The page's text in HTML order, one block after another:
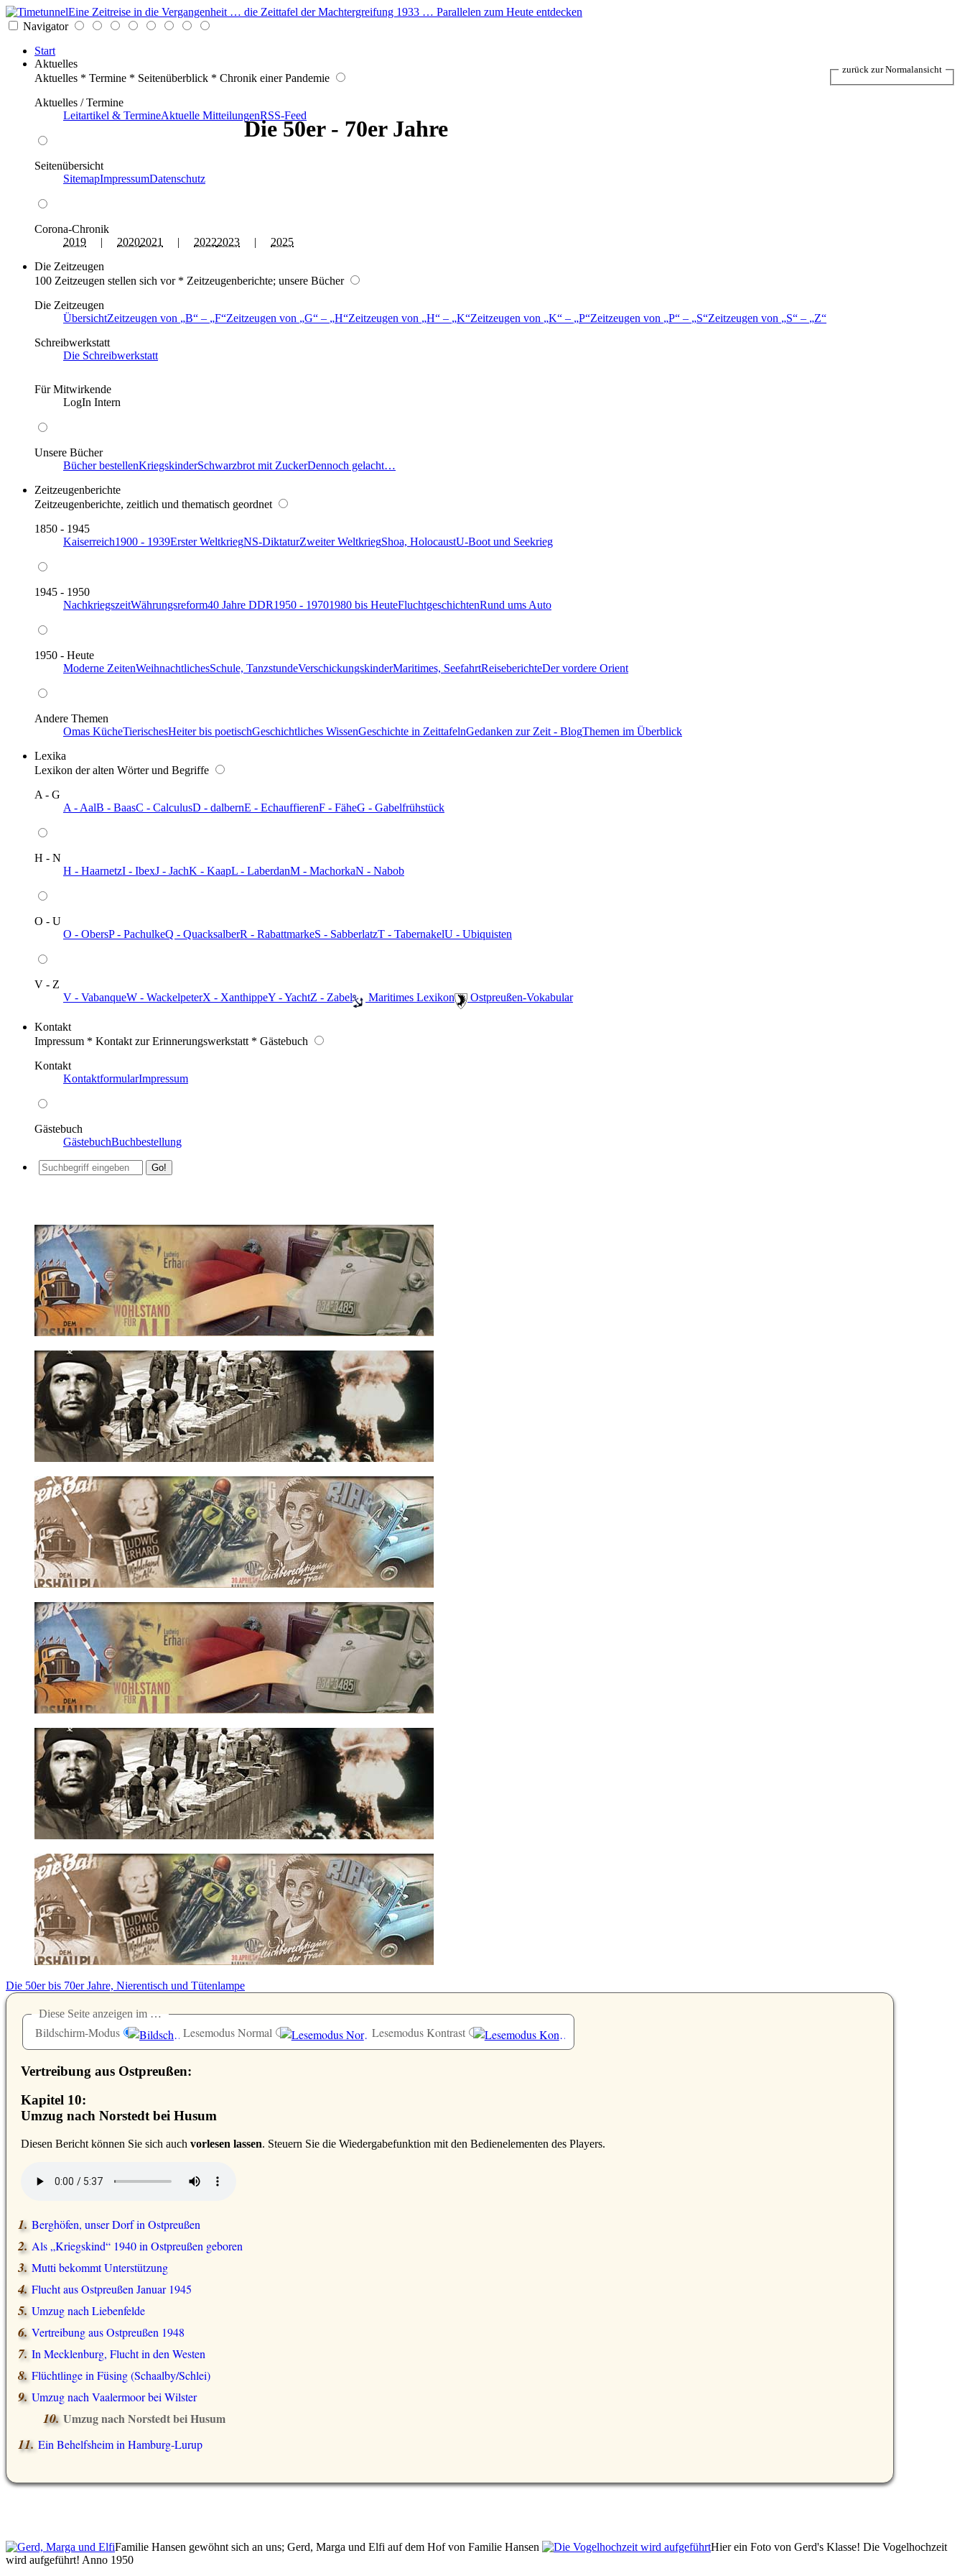
Eine Zeitreise in die Vergangenheit … die Zeittafel der Machtergreifung 1933 … Parallelen zum Heute entdecken
Navigator
Start
Aktuelles
Aktuelles * Termine * Seitenüberblick * Chronik einer Pandemie
Aktuelles / Termine
Leitartikel & TermineAktuelle MitteilungenRSS-Feed
Seitenübersicht
SitemapImpressumDatenschutz
Corona-Chronik
2019 | 20202021 | 20222023 | 2025
Die Zeitzeugen
100 Zeitzeugen stellen sich vor * Zeitzeugenberichte; unsere Bücher
Die Zeitzeugen
ÜbersichtZeitzeugen von B – F Zeitzeugen von G – H Zeitzeugen von H – K Zeitzeugen von K – P Zeitzeugen von P – S Zeitzeugen von S –
Z
Schreibwerkstatt
Die Schreibwerkstatt
Für Mitwirkende
LogIn Intern
Unsere Bücher
Bücher bestellenKriegskinderSchwarzbrot mit ZuckerDennoch gelacht…
Zeitzeugenberichte
Zeitzeugenberichte, zeitlich und thematisch geordnet
1850 - 1945
Kaiserreich1900 - 1939Erster WeltkriegNS-DiktaturZweiter WeltkriegShoa, HolocaustU-Boot und Seekrieg
1945 - 1950
NachkriegszeitWährungsreform40 Jahre DDR1950 - 19701980 bis HeuteFluchtgeschichtenRund ums Auto
1950 - Heute
Moderne ZeitenWeihnachtlichesSchule, TanzstundeVerschickungskinderMaritimes, SeefahrtReiseberichteDer vordere Orient
Andere Themen
Omas KücheTierischesHeiter bis poetischGeschichtliches WissenGeschichte in ZeittafelnGedanken zur Zeit - BlogThemen im Überblick
Lexika
Lexikon der alten Wörter und Begriffe
A - G
A - AalB - BaasC - CalculusD - dalbernE - EchauffierenF - FäheG - Gabelfrühstück
H - N
H - HaarnetzI - IbexJ - JachK - KaapL - LaberdanM - MachorkaN - Nabob
O - U
O - ObersP - PachulkeQ - QuacksalberR - RabattmarkeS - SabberlatzT - TabernakelU - Ubiquisten
V - Z
V - VabanqueW - WackelpeterX - XanthippeY - YachtZ - Zabel ️ Maritimes Lexikon ️ Ostpreußen-Vokabular
Kontakt
Impressum * Kontakt zur Erinnerungswerkstatt * Gästebuch
Kontakt
KontaktformularImpressum
Gästebuch
GästebuchBuchbestellung
Die 50er - 70er Jahre
Die 50er bis 70er Jahre, Nierentisch und Tütenlampe
Diese Seite anzeigen im …
Bildschirm-Modus Lesemodus Normal Lesemodus Kontrast
Vertreibung aus Ostpreußen:
Kapitel 10:
Umzug nach Norstedt bei Husum
Diesen Bericht können Sie sich auch vorlesen lassen. Steuern Sie die Wiedergabefunktion mit den Bedienelementen des Players.
Berghöfen, unser Dorf in Ostpreußen
Als Kriegskind
1940 in Ostpreußen geboren
Mutti bekommt Unterstützung
Flucht aus Ostpreußen Januar 1945
Umzug nach Liebenfelde
Vertreibung aus Ostpreußen 1948
In Mecklenburg, Flucht in den Westen
Flüchtlinge in Füsing (Schaalby/Schlei)
Umzug nach Vaalermoor bei Wilster
Umzug nach Norstedt bei Husum
Ein Behelfsheim in Hamburg-Lurup
Familie Hansen gewöhnt sich an uns; Gerd, Marga und Elfi auf dem Hof von Familie Hansen
Hier ein Foto von Gerd's Klasse! Die Vogelhochzeit
wird aufgeführt! Anno 1950
zurück zur Normalansicht